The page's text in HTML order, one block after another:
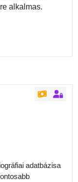
alkalmas.
adatbázisa